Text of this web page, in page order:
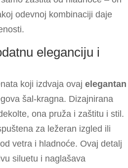
odevnoj kombinaciji daje
eleganciju i
koji izdvaja ovaj elegantan
šal-kragna. Dizajnirana
ona pruža i zaštitu i stil.
za ležeran izgled ili
vetra i hladnoće. Ovaj detalj
siluetu i naglašava